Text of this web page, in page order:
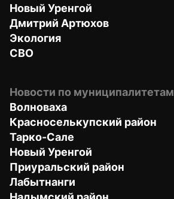
Новый Уренгой
Дмитрий Артюхов
Экология
СВО
Новости по муниципалитетам
Волноваха
Красноселькупский район
Тарко-Сале
Новый Уренгой
Приуральский район
Лабытнанги